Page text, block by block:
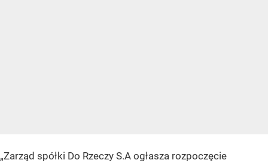
„Zarząd spółki Do Rzeczy S.A ogłasza rozpoczęcie